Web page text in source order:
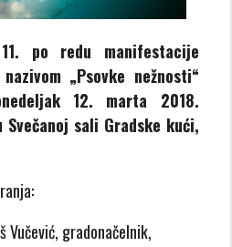
po redu manifestacije
„Psovke nežnosti“
12. marta 2018.
Svečanoj sali Gradske kući,
Vučević, gradonačelnik,